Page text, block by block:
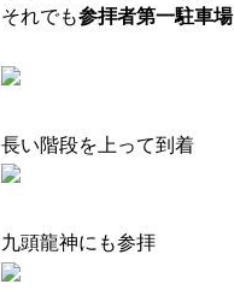
それでも参拝者第一駐車場
長い階段を上って到着
九頭龍神にも参拝